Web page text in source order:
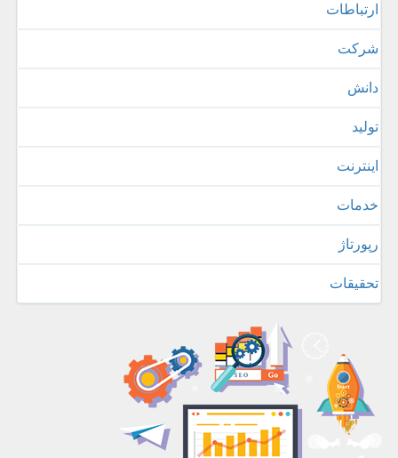
ارتباطات
شركت
دانش
تولید
اینترنت
خدمات
رپورتاژ
تحقیقات